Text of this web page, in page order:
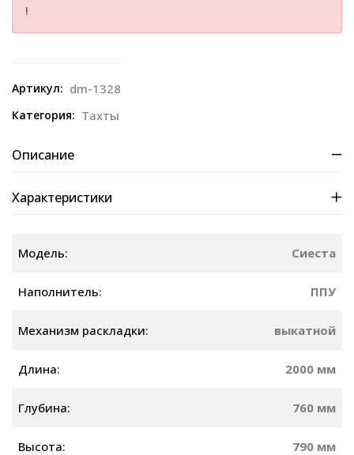
!
Артикул: dm-1328
Категория: Тахты
Описание
Характеристики
Модель: Сиеста
Наполнитель: ППУ
Механизм раскладки: выкатной
Длина: 2000 мм
Глубина: 760 мм
Высота: 790 мм